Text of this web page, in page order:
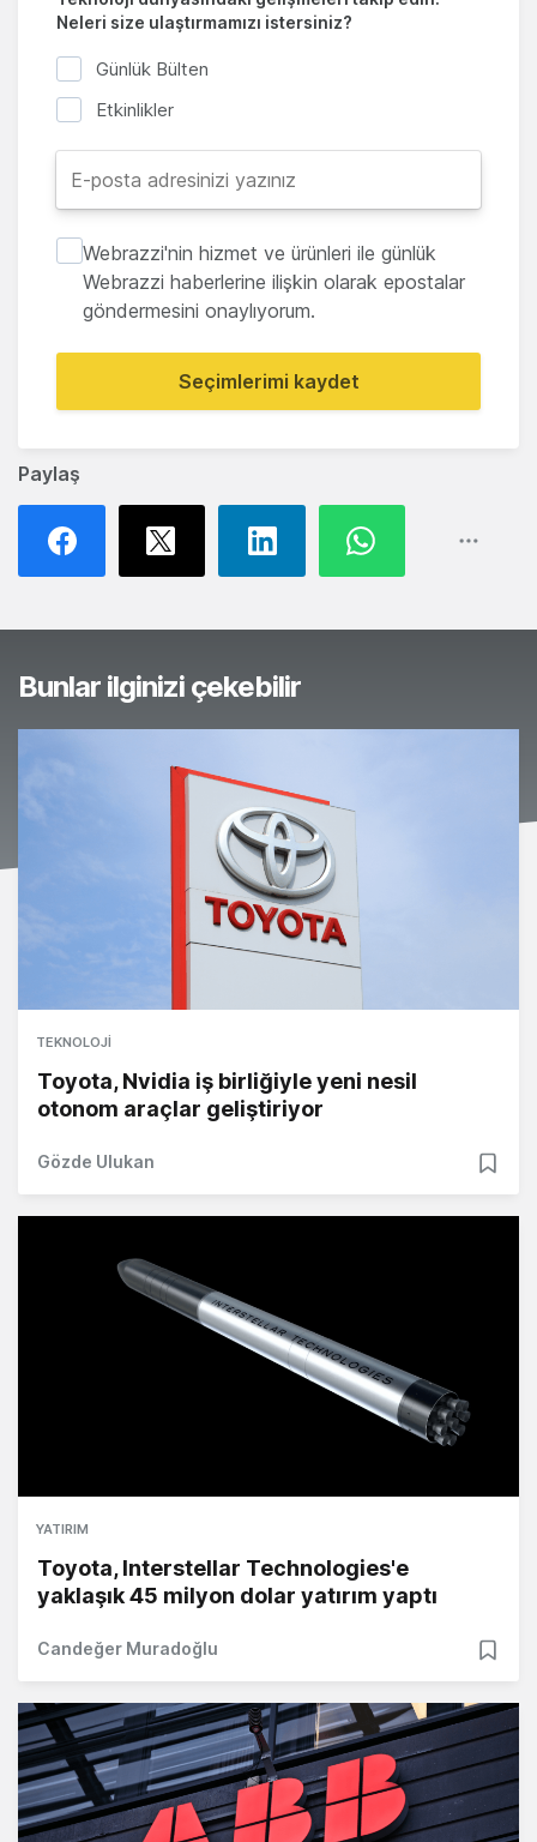
Paylaş
Neleri size ulaştırmamızı istersiniz?
Günlük Bülten
Etkinlikler
Webrazzi'nin hizmet ve ürünleri ile günlük
Webrazzi haberlerine ilişkin olarak epostalar
göndermesini onaylıyorum.
Seçimlerimi kaydet
Bunlar ilginizi çekebilir
TEKNOLOJI
Toyota, Nvidia iş birliğiyle yeni nesil
otonom araçlar geliştiriyor
Gözde Ulukan
YATIRIM
Toyota, Interstellar Technologies'e
yaklaşık 45 milyon dolar yatırım yaptı
Candeğer Muradoğlu